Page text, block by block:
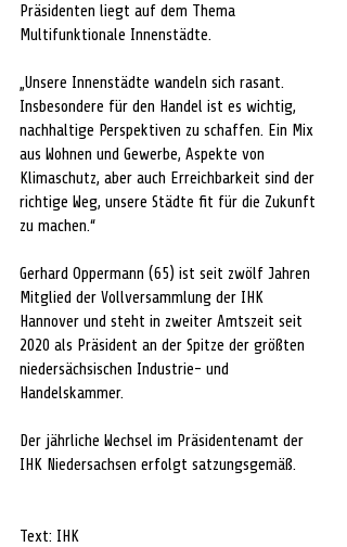
Präsidenten liegt auf dem Thema
Multifunktionale Innenstädte.
„Unsere Innenstädte wandeln sich rasant.
Insbesondere für den Handel ist es wichtig,
nachhaltige Perspektiven zu schaffen. Ein Mix
aus Wohnen und Gewerbe, Aspekte von
Klimaschutz, aber auch Erreichbarkeit sind der
richtige Weg, unsere Städte fit für die Zukunft
zu machen.“
Gerhard Oppermann (65) ist seit zwölf Jahren
Mitglied der Vollversammlung der IHK
Hannover und steht in zweiter Amtszeit seit
2020 als Präsident an der Spitze der größten
niedersächsischen Industrie- und
Handelskammer.
Der jährliche Wechsel im Präsidentenamt der
IHK Niedersachsen erfolgt satzungsgemäß.
Text: IHK